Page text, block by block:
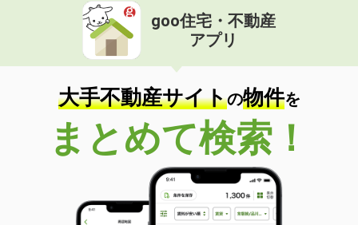
goo住宅・不動産
アプリ
大手不動産サイトの物件を
まとめて検索！